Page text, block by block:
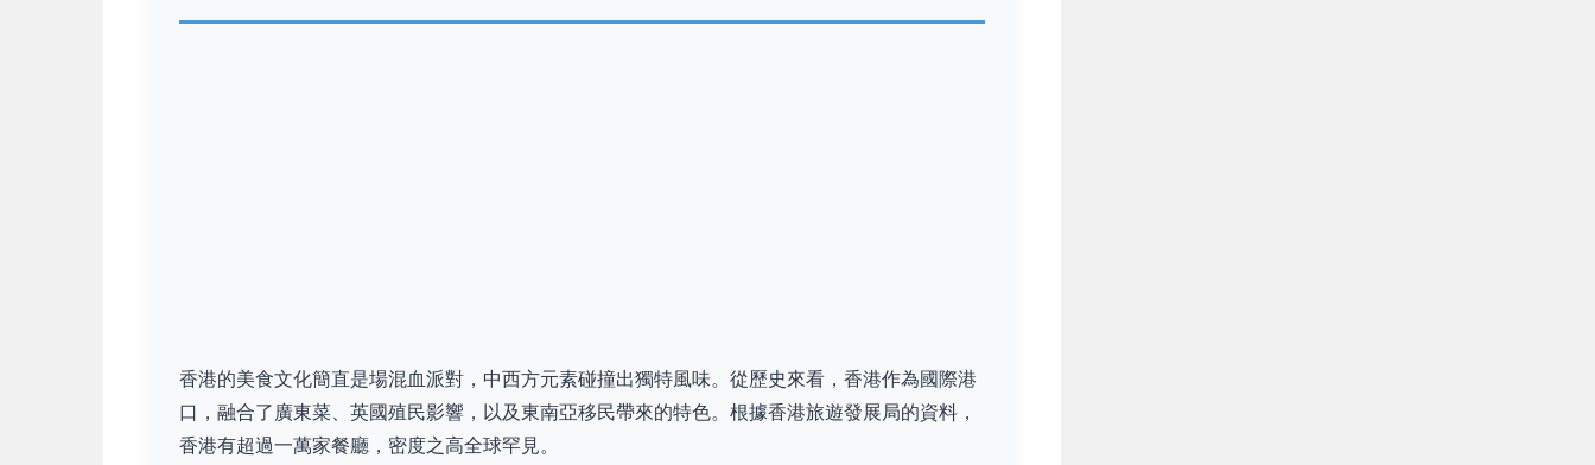
香港的美食文化簡直是場混血派對，中西方元素碰撞出獨特風味。從歷史來看，香港作為國際港
口，融合了廣東菜、英國殖民影響，以及東南亞移民帶來的特色。根據香港旅遊發展局的資料，
香港有超過一萬家餐廳，密度之高全球罕見。